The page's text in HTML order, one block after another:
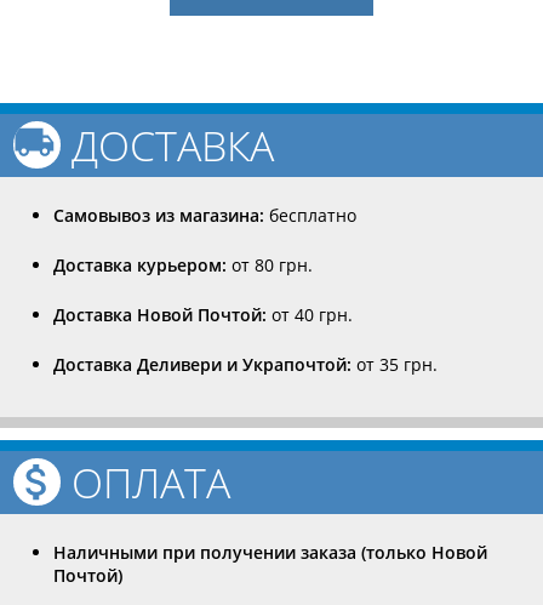
ДОСТАВКА
Самовывоз из магазина: бесплатно
Доставка курьером: от 80 грн.
Доставка Новой Почтой: от 40 грн.
Доставка Деливери и Украпочтой: от 35 грн.
ОПЛАТА
Наличными при получении заказа (только Новой
Почтой)